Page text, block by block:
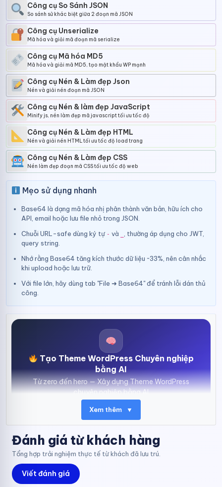
Công cụ So Sánh JSON
So sánh sử khác biệt giữa 2 đoạn mã JSON
Công cụ Unserialize
Mã hóa và giải mã đoạn mã serialize
Công cụ Mã hóa MD5
Mã hóa và giải mã MD5, tạo mật khẩu WP mạnh
Công cụ Nén & Làm đẹp Json
Nén và giải nén đoạn mã JSON
Công cụ Nén & làm đẹp JavaScript
Minify js, nén làm đẹp mã javascript tối ưu tốc độ
Công cụ Nén & Làm đẹp HTML
Nén và giải nén HTML tối ưu tốc độ load trang
Công cụ Nén & Làm đẹp CSS
Nén làm đẹp đoạn mã CSS tối ưu tốc độ web
Mẹo sử dụng nhanh
Base64 là dạng mã hóa nhị phân thành văn bản, hữu ích cho
API, email hoặc lưu file nhỏ trong JSON.
Chuỗi URL-safe dùng ký tự - và
, thường áp dụng cho JWT,
query string.
Nhớ rằng Base64 tăng kích thước dữ liệu ~33%, nên cân nhắc
khi upload hoặc lưu trữ.
Với file lớn, hãy dùng tab "File ➜ Base64" để tránh lỗi dán thủ
công.
Tạo Theme WordPress Chuyên nghiệp
bằng AI
Từ zero đến hero — Xây dựng Theme WordPress
chuyên nghiệp bằng AI
Chỉ từ 999K
Đăng ký ngay
Trong thế giới công nghệ thông tin hiện đại,
đóng vai trò quan trọng trong việc mã hóa và giải mã dữ liệu.
Việc hiểu rõ về Base64 và cách sử dụng các công cụ hỗ trợ là vô
Xem thêm ▼
Đánh giá từ khách hàng
Tổng hợp trải nghiệm thực tế từ khách đã lưu trú.
Viết đánh giá